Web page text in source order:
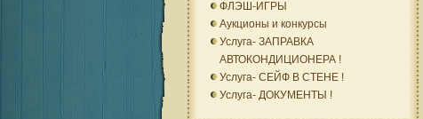
ФЛЭШ-ИГРЫ
Аукционы и конкурсы
Услуга- ЗАПРАВКА
АВТОКОНДИЦИОНЕРА !
Услуга- СЕЙФ В СТЕНЕ !
Услуга- ДОКУМЕНТЫ !